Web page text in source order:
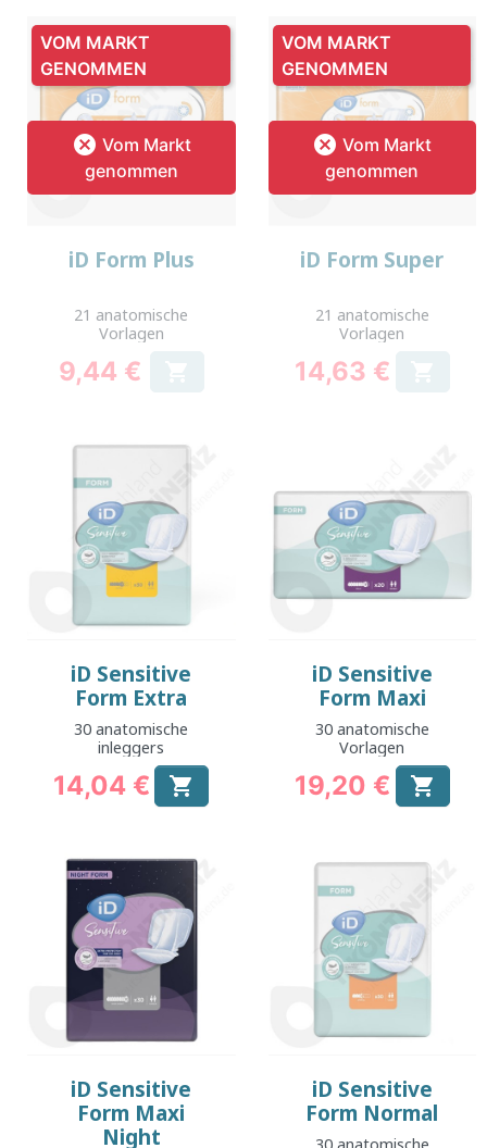
 Vom Markt
genommen
iD Form Plus
21 anatomische
Vorlagen
Preis
9,44 €
VOM MARKT
GENOMMEN
 Vom Markt
genommen
iD Form Super
21 anatomische
Vorlagen
Preis
14,63 €
VOM MARKT
GENOMMEN
iD Sensitive
Form Extra
30 anatomische
inleggers
Preis
14,04 € 
iD Sensitive
Form Maxi
30 anatomische
Vorlagen
Preis
19,20 € 
iD Sensitive
Form Maxi
Night
iD Sensitive
Form Normal
30 anatomische